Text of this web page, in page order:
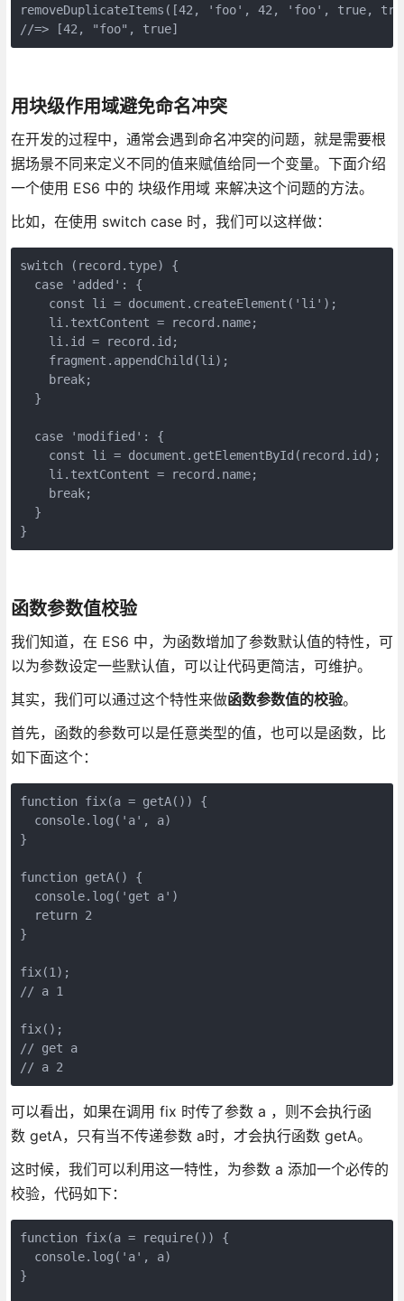
removeDuplicateItems([42, 'foo', 42, 'foo', true,
//=> [42, "foo", true]
用块级作用域避免命名冲突
在开发的过程中，通常会遇到命名冲突的问题，就是需要根
据场景不同来定义不同的值来赋值给同一个变量。下面介绍
一个使用 ES6 中的 块级作用域 来解决这个问题的方法。
比如，在使用 switch case 时，我们可以这样做：
switch (record.type) {
  case 'added': {
    const li = document.createElement('li');
    li.textContent = record.name;
    li.id = record.id;
    fragment.appendChild(li);
    break;
  }
  case 'modified': {
    const li = document.getElementById(record.id);
    li.textContent = record.name;
    break;
  }
}
函数参数值校验
我们知道，在 ES6 中，为函数增加了参数默认值的特性，可
以为参数设定一些默认值，可以让代码更简洁，可维护。
其实，我们可以通过这个特性来做函数参数值的校验。
首先，函数的参数可以是任意类型的值，也可以是函数，比
如下面这个：
function fix(a = getA()) {
  console.log('a', a)
}
function getA() {
  console.log('get a')
  return 2
}
fix(1);
// a 1
fix();
// get a
可以看出，如果在调用 fix 时传了参数 a ，则不会执行函
数 getA，只有当不传递参数 a时，才会执行函数 getA。
这时候，我们可以利用这一特性，为参数 a 添加一个必传的
校验，代码如下：
function fix(a = require()) {
  console.log('a', a)
}